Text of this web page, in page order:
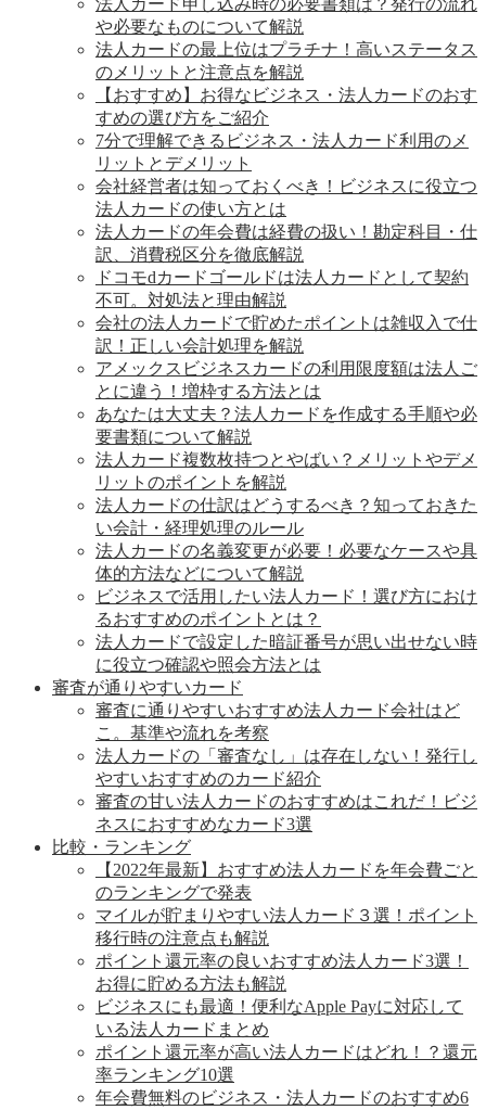
法人カード申し込み時の必要書類は？発行の流れ
や必要なものについて解説
法人カードの最上位はプラチナ！高いステータス
のメリットと注意点を解説
【おすすめ】お得なビジネス・法人カードのおす
すめの選び方をご紹介
7分で理解できるビジネス・法人カード利用のメ
リットとデメリット
会社経営者は知っておくべき！ビジネスに役立つ
法人カードの使い方とは
法人カードの年会費は経費の扱い！勘定科目・仕
訳、消費税区分を徹底解説
ドコモdカードゴールドは法人カードとして契約
不可。対処法と理由解説
会社の法人カードで貯めたポイントは雑収入で仕
訳！正しい会計処理を解説
アメックスビジネスカードの利用限度額は法人ご
とに違う！増枠する方法とは
あなたは大丈夫？法人カードを作成する手順や必
要書類について解説
法人カード複数枚持つとやばい？メリットやデメ
リットのポイントを解説
法人カードの仕訳はどうするべき？知っておきた
い会計・経理処理のルール
法人カードの名義変更が必要！必要なケースや具
体的方法などについて解説
ビジネスで活用したい法人カード！選び方におけ
るおすすめのポイントとは？
法人カードで設定した暗証番号が思い出せない時
に役立つ確認や照会方法とは
審査が通りやすいカード
審査に通りやすいおすすめ法人カード会社はど
こ。基準や流れを考察
法人カードの「審査なし」は存在しない！発行し
やすいおすすめのカード紹介
審査の甘い法人カードのおすすめはこれだ！ビジ
ネスにおすすめなカード3選
比較・ランキング
【2022年最新】おすすめ法人カードを年会費ごと
のランキングで発表
マイルが貯まりやすい法人カード３選！ポイント
移行時の注意点も解説
ポイント還元率の良いおすすめ法人カード3選！
お得に貯める方法も解説
ビジネスにも最適！便利なApple Payに対応して
いる法人カードまとめ
ポイント還元率が高い法人カードはどれ！？還元
率ランキング10選
年会費無料のビジネス・法人カードのおすすめ6